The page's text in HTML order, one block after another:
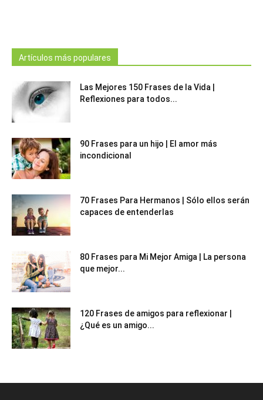
Artículos más populares
Las Mejores 150 Frases de la Vida |
Reflexiones para todos...
90 Frases para un hijo | El amor más
incondicional
70 Frases Para Hermanos | Sólo ellos serán
capaces de entenderlas
80 Frases para Mi Mejor Amiga | La persona
que mejor...
120 Frases de amigos para reflexionar |
¿Qué es un amigo...